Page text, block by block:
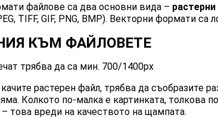
файлове са два основни вида – растерни
TIFF, GIF, PNG, BMP). Векторни формати са
КЪМ ФАЙЛОВЕТЕ
трябва да са мин. 700/1400px
растерен файл, трябва да съобразите
Колкото по-малка е картинката, толкова
това вреди на качеството на щампата.